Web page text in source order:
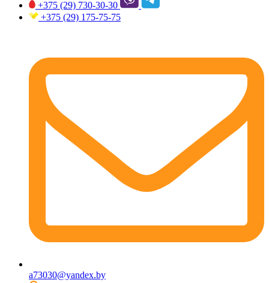
+375 (29) 730-30-30
+375 (29) 175-75-75
a73030@yandex.by